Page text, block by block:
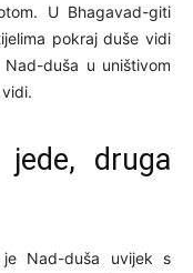
U Bhagavad-giti
pokraj duše vidi
duša u uništivom
druga
Nad-duša uvijek s